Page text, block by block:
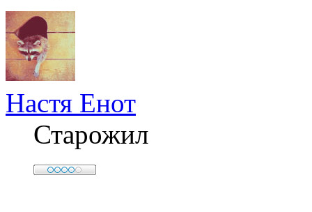
Настя Енот
Старожил